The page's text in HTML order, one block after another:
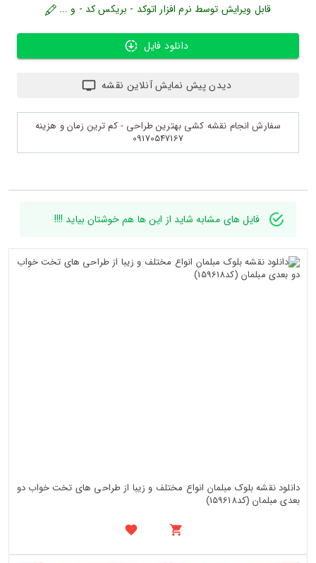
قابل ویرایش توسط نرم افزار اتوکد - بریکس کد - و ...
دانلود فایل
دیدن پیش نمایش آنلاین نقشه
سفارش انجام نقشه کشی بهترین طراحی - کم ترین زمان و هزینه
09170547167
فایل های مشابه شاید از این ها هم خوشتان بیاید !!!!
دانلود نقشه بلوک مبلمان انواع مختلف و زیبا از طراحی های تخت خواب دو
بعدی مبلمان (کد159618)